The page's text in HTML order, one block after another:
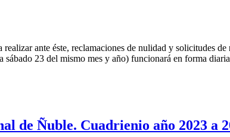
ante éste, reclamaciones de nulidad y solicitudes
sábado 23 del mismo mes y año) funcionará en forma
de Ñuble. Cuadrienio año 2023 a